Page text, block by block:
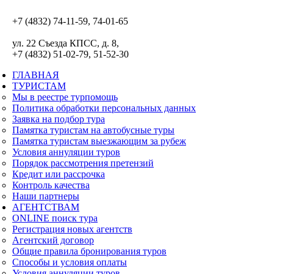
+7 (4832) 74-11-59, 74-01-65
ул. 22 Съезда КПСС, д. 8,
+7 (4832) 51-02-79, 51-52-30
ГЛАВНАЯ
ТУРИСТАМ
Мы в реестре турпомощь
Политика обработки персональных данных
Заявка на подбор тура
Памятка туристам на автобусные туры
Памятка туристам выезжающим за рубеж
Условия аннуляции туров
Порядок рассмотрения претензий
Кредит или рассрочка
Контроль качества
Наши партнеры
АГЕНТСТВАМ
ONLINE поиск тура
Регистрация новых агентств
Агентский договор
Общие правила бронирования туров
Способы и условия оплаты